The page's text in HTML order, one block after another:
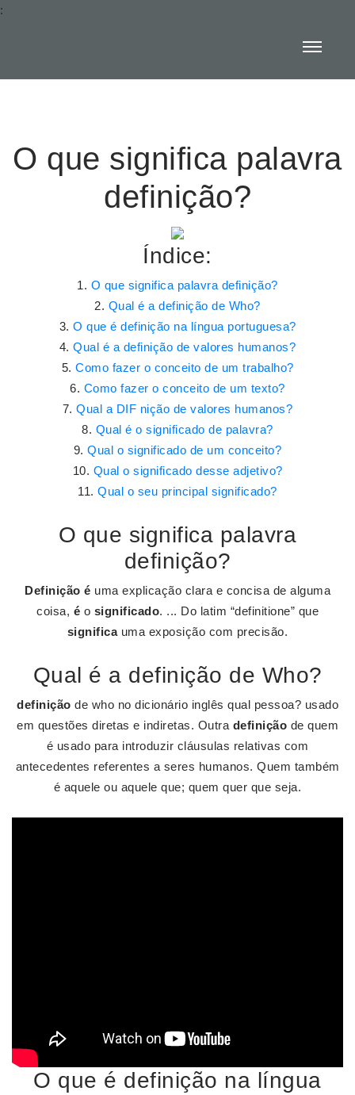
:
O que significa palavra
definição?
Índice:
O que significa palavra definição?
Qual é a definição de Who?
O que é definição na língua portuguesa?
Qual é a definição de valores humanos?
Como fazer o conceito de um trabalho?
Como fazer o conceito de um texto?
Qual a DIF nição de valores humanos?
Qual é o significado de palavra?
Qual o significado de um conceito?
Qual o significado desse adjetivo?
Qual o seu principal significado?
O que significa palavra
definição?
Definição é uma explicação clara e concisa de alguma
coisa, é o significado. ... Do latim “definitione” que
significauma exposição com precisão.
Qual é a definição de Who?
definição de who no dicionário inglês qual pessoa? usado
em questões diretas e indiretas. Outra definição de quem
é usado para introduzir cláusulas relativas com
antecedentes referentes a seres humanos. Quem também
é aquele ou aquele que; quem quer que seja.
O que é definição na língua